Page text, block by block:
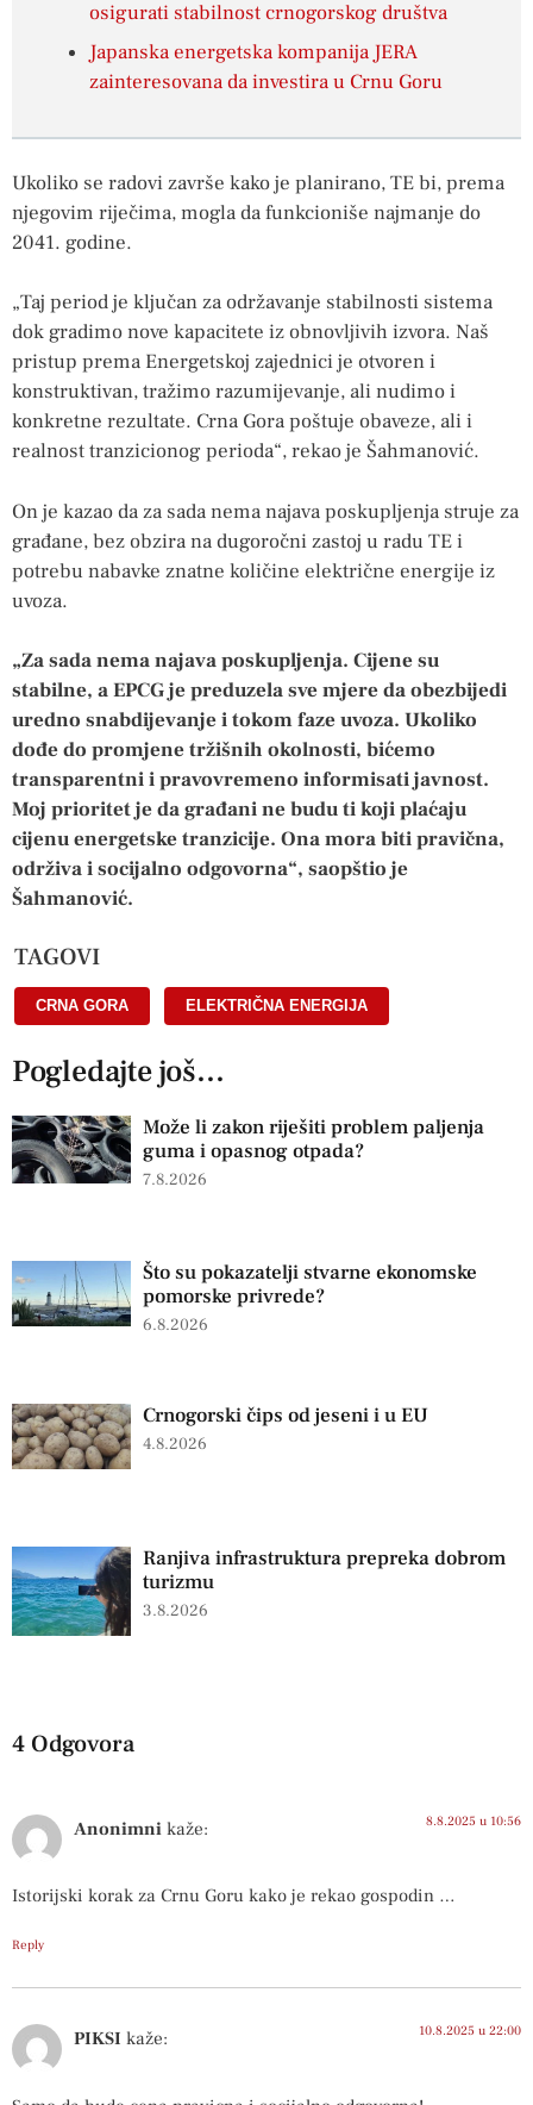
osigurati stabilnost crnogorskog društva
Japanska energetska kompanija JERA
zainteresovana da investira u Crnu Goru
Ukoliko se radovi završe kako je planirano, TE bi, prema
njegovim riječima, mogla da funkcioniše najmanje do
2041. godine.
„Taj period je ključan za održavanje stabilnosti sistema
dok gradimo nove kapacitete iz obnovljivih izvora. Naš
pristup prema Energetskoj zajednici je otvoren i
konstruktivan, tražimo razumijevanje, ali nudimo i
konkretne rezultate. Crna Gora poštuje obaveze, ali i
realnost tranzicionog perioda“, rekao je Šahmanović.
On je kazao da za sada nema najava poskupljenja struje za
građane, bez obzira na dugoročni zastoj u radu TE i
potrebu nabavke znatne količine električne energije iz
uvoza.
„Za sada nema najava poskupljenja. Cijene su
stabilne, a EPCG je preduzela sve mjere da obezbijedi
uredno snabdijevanje i tokom faze uvoza. Ukoliko
dođe do promjene tržišnih okolnosti, bićemo
transparentni i pravovremeno informisati javnost.
Moj prioritet je da građani ne budu ti koji plaćaju
cijenu energetske tranzicije. Ona mora biti pravična,
održiva i socijalno odgovorna“, saopštio je
Šahmanović.
TAGOVI
CRNA GORA ELEKTRIČNA ENERGIJA
Pogledajte još...
Može li zakon riješiti problem paljenja
guma i opasnog otpada?
7.8.2026
Što su pokazatelji stvarne ekonomske
pomorske privrede?
6.8.2026
Crnogorski čips od jeseni i u EU
4.8.2026
Ranjiva infrastruktura prepreka dobrom
turizmu
3.8.2026
4 Odgovora
Anonimni kaže: 8.8.2025 u 10:56
Istorijski korak za Crnu Goru kako je rekao gospodin …
Reply
PIKSI kaže: 10.8.2025 u 22:00